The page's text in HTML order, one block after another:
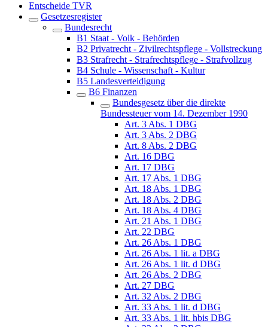
Entscheide TVR
Gesetzesregister
Bundesrecht
B1 Staat - Volk - Behörden
B2 Privatrecht - Zivilrechtspflege - Vollstreckung
B3 Strafrecht - Strafrechtspflege - Strafvollzug
B4 Schule - Wissenschaft - Kultur
B5 Landesverteidigung
B6 Finanzen
Bundesgesetz über die direkte
Bundessteuer vom 14. Dezember 1990
Art. 3 Abs. 1 DBG
Art. 3 Abs. 2 DBG
Art. 8 Abs. 2 DBG
Art. 16 DBG
Art. 17 DBG
Art. 17 Abs. 1 DBG
Art. 18 Abs. 1 DBG
Art. 18 Abs. 2 DBG
Art. 18 Abs. 4 DBG
Art. 21 Abs. 1 DBG
Art. 22 DBG
Art. 26 Abs. 1 DBG
Art. 26 Abs. 1 lit. a DBG
Art. 26 Abs. 1 lit. d DBG
Art. 26 Abs. 2 DBG
Art. 27 DBG
Art. 32 Abs. 2 DBG
Art. 33 Abs. 1 lit. d DBG
Art. 33 Abs. 1 lit. hbis DBG